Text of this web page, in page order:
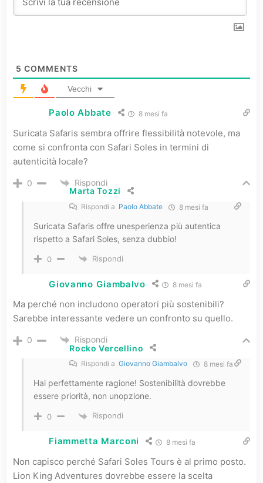
5 COMMENTS
Vecchi
Paolo Abbate 8 mesi fa
Suricata Safaris sembra offrire flessibilità notevole, ma
come si confronta con Safari Soles in termini di
autenticità locale?
0
Rispondi
Marta Tozzi
Rispondi a Paolo Abbate 8 mesi fa
Suricata Safaris offre unesperienza più autentica
rispetto a Safari Soles, senza dubbio!
0 Rispondi
Giovanno Giambalvo 8 mesi fa
Ma perché non includono operatori più sostenibili?
Sarebbe interessante vedere un confronto su quello.
0
Rispondi
Rocko Vercellino
Rispondi aGiovanno Giambalvo 8 mesi fa
Hai perfettamente ragione! Sostenibilità dovrebbe
essere priorità, non unopzione.
0 Rispondi
Fiammetta Marconi 8 mesi fa
Non capisco perché Safari Soles Tours è al primo posto.
Lion King Adventures dovrebbe essere la scelta